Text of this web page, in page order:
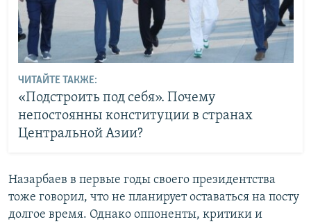
ЧИТАЙТЕ ТАКЖЕ:
«Подстроить под себя». Почему
непостоянны конституции в странах
Центральной Азии?
Назарбаев в первые годы своего президентства
тоже говорил, что не планирует оставаться на посту
долгое время. Однако оппоненты, критики и